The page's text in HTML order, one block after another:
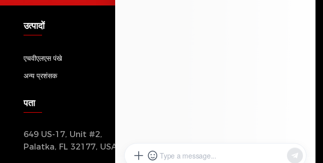
उत्पादों
एचवीएलएस पंखे
अन्य प्रशंसक
पता
649 US-17, Unit #2,
Palatka, FL 32177, USA